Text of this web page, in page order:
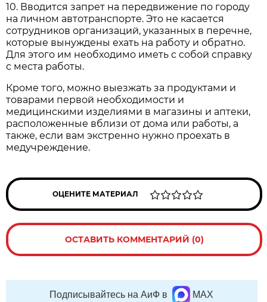
10. Вводится запрет на передвижение по городу
на личном автотранспорте. Это не касается
сотрудников организаций, указанных в перечне,
которые вынуждены ехать на работу и обратно.
Для этого им необходимо иметь с собой справку
с места работы.
Кроме того, можно выезжать за продуктами и
товарами первой необходимости и
медицинскими изделиями в магазины и аптеки,
расположенные вблизи от дома или работы, а
также, если вам экстренно нужно проехать в
медучреждение.
ОЦЕНИТЕ МАТЕРИАЛ
ОСТАВИТЬ КОММЕНТАРИЙ (0)
Подписывайтесь на АиФ в MAX